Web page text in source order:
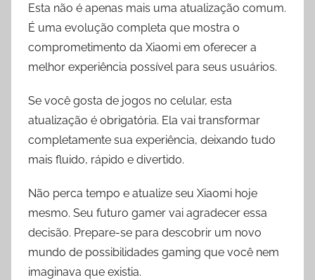
Esta não é apenas mais uma atualização comum.
É uma evolução completa que mostra o
comprometimento da Xiaomi em oferecer a
melhor experiência possível para seus usuários.
Se você gosta de jogos no celular, esta
atualização é obrigatória. Ela vai transformar
completamente sua experiência, deixando tudo
mais fluido, rápido e divertido.
Não perca tempo e atualize seu Xiaomi hoje
mesmo. Seu futuro gamer vai agradecer essa
decisão. Prepare-se para descobrir um novo
mundo de possibilidades gaming que você nem
imaginava que existia.